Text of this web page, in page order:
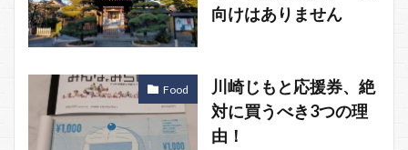
向けはありません
Food
川崎じもと応援券、絶
対に買うべき3つの理
由！